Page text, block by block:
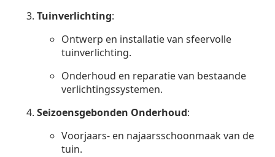
Tuinverlichting:
Ontwerp en installatie van sfeervolle
tuinverlichting.
Onderhoud en reparatie van bestaande
verlichtingssystemen.
Seizoensgebonden Onderhoud:
Voorjaars- en najaarsschoonmaak van de
tuin.